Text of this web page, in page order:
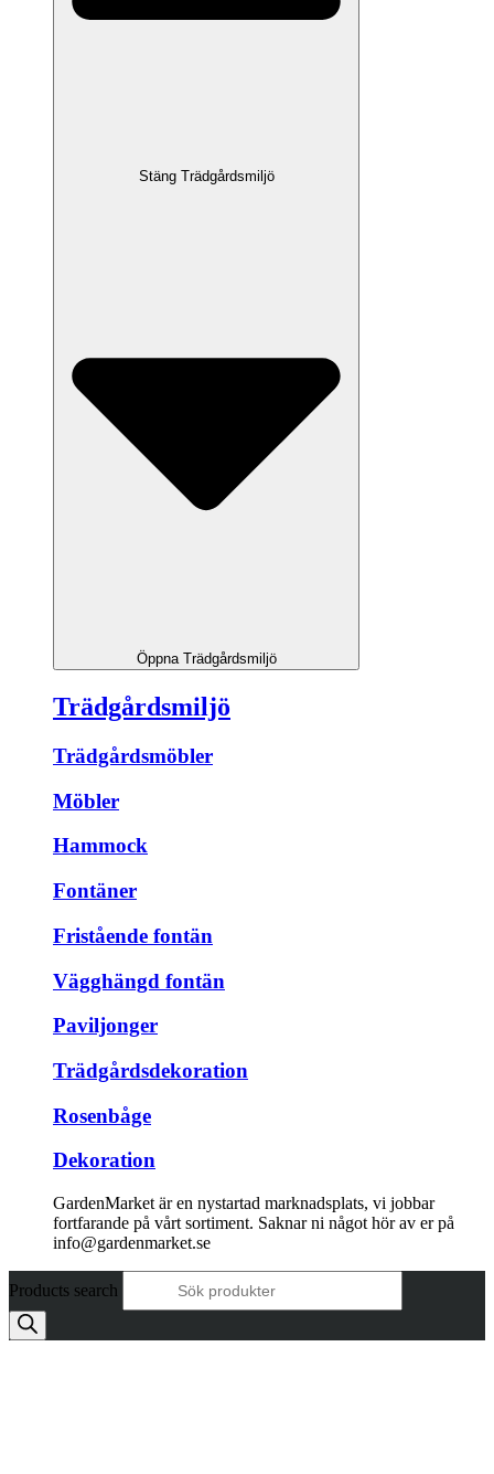
Stäng Trädgårdsmiljö
Öppna Trädgårdsmiljö
Trädgårdsmiljö
Trädgårdsmöbler
Möbler
Hammock
Fontäner
Fristående fontän
Vägghängd fontän
Paviljonger
Trädgårdsdekoration
Rosenbåge
Dekoration
GardenMarket är en nystartad marknadsplats, vi jobbar
fortfarande på vårt sortiment. Saknar ni något hör av er på
info@gardenmarket.se
Products search